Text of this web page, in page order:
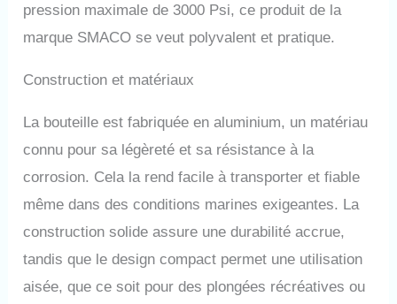
15 minutes, mais veuillez
ÉQUIPER UN SÉPARATEUR
généralement 30 à 35 minutes
et c'est très fatigant, nous
façons. Réservoir de plongée
de haute qualité: Qui peut
maximale de 3000Psi / 200Bar
/ 20Mpa, et la surface est en
oxydation, qui peut mieux
pression maximale de 3000 Psi, ce produit de la
marque SMACO se veut polyvalent et pratique.
Construction et matériaux
La bouteille est fabriquée en aluminium, un matériau
connu pour sa légèreté et sa résistance à la
corrosion. Cela la rend facile à transporter et fiable
même dans des conditions marines exigeantes. La
construction solide assure une durabilité accrue,
tandis que le design compact permet une utilisation
aisée, que ce soit pour des plongées récréatives ou